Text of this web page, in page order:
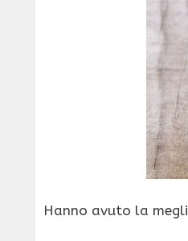
Hanno avuto la